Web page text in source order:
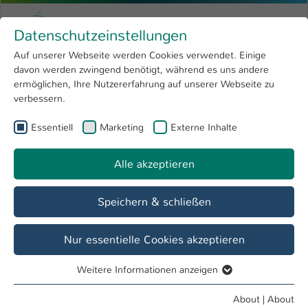
Menu
Research 4
Open submenu
University
International
Skip to main content
University of Applied Sciences
You are here:
Menschen und Projekte
Micro- and nanostructured hard magnetic
Datenschutzeinstellungen
Auf unserer Webseite werden Cookies verwendet. Einige
davon werden zwingend benötigt, während es uns andere
ermöglichen, Ihre Nutzererfahrung auf unserer Webseite zu
verbessern.
Essentiell Marketing Externe Inhalte
Alle akzeptieren
Speichern & schließen
Nur essentielle Cookies akzeptieren
Essentielle Cookies werden für grundlegende Funktionen
Weitere Informationen anzeigen
About | About